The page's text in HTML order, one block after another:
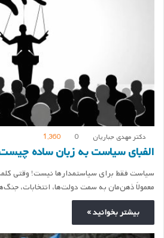
دکتر مهدی جباریان 0
1,360
الفبای سیاست به زبان ساده
سیاست فقط برای سیاستمدارها نیست! وقتی
معمولاً ذهن‌مان به سمت دولت‌ها، انتخابات،
بیشتر بخوانید »